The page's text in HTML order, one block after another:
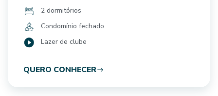
2 dormitórios
Condomínio fechado
Lazer de clube
QUERO CONHECER